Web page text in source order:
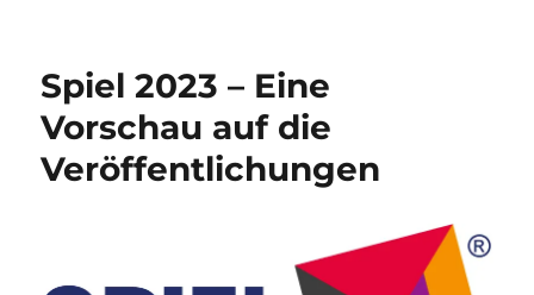
Spiel 2023 – Eine
Vorschau auf die
Veröffentlichungen